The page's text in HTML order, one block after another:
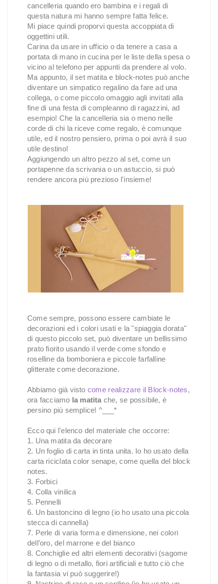
cancelleria quando ero bambina e i regali di
questa natura mi hanno sempre fatta felice.
Mi piace quindi proporvi questa accoppiata di
oggettini utili.
Carina da usare in ufficio o da tenere a casa a
portata di mano in cucina per le liste della spesa o
vicino al telefono per appunti da prendere al volo.
Ma appunto, il set matita e block-notes può anche
diventare un simpatico regalino da fare ad una
collega, o come piccolo omaggio agli invitati alla
fine di una festa di compleanno di ragazzini, ad
esempio! Che la cancelleria sia o meno nelle
corde di chi la riceve come regalo, è comunque
utile, ed il nostro pensiero, prima o poi avrà il suo
utile destino!
Aggiungendo un altro pezzo al set, come un
portapenne da scrivania o un astuccio, si può
rendere ancora più prezioso l'insieme!
Come sempre, possono essere cambiate le
decorazioni ed i colori usati e la "spiaggia dorata"
di questo piccolo set, può diventare un bellissimo
prato fiorito usando il verde come sfondo e
roselline da bomboniera e piccole farfalline
glitterate come decorazione.
Abbiamo già visto come realizzare il Block-notes,
ora facciamo la matita che, se possibile, è
persino più semplice! ^___*
Ecco qui l'elenco del materiale che occorre:
1. Una matita da decorare
2. Un foglio di carta in tinta unita. Io ho usato della
carta riciclata color senape, come quella del block
notes.
3. Forbici
4. Colla vinilica
5. Pennelli
6. Un bastoncino di legno (io ho usato una piccola
stecca di cannella)
7. Perle di varia forma e dimensione, nei colori
dell’oro, del marrone e del bianco
8. Conchiglie ed altri elementi decorativi (sagome
di legno o di metallo, fiori artificiali e tutto ciò che
la fantasia vi può suggerire!)